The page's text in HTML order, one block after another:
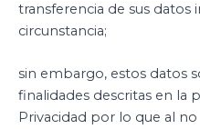
transferencia de sus datos
circunstancia;
sin embargo, estos datos
finalidades descritas en la
Privacidad por lo que al no